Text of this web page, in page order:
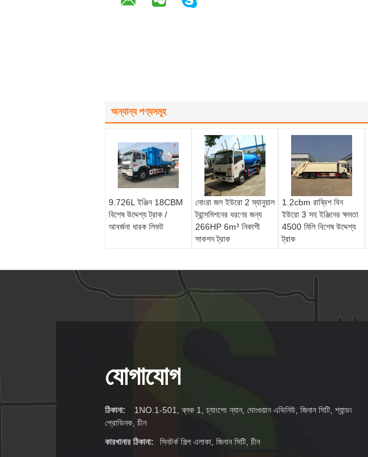
অন্যান্য পণ্যসমূহ
9.726L ইঞ্জিন 18CBM
বিশেষ উদ্দেশ্য ট্রাক /
আবর্জনা ধারক লিফট
নোংরা জল ইউরো 2 ম্যানুয়াল
ট্রান্সমিশনের ধরণের জন্য
266HP 6m³ নিকাশী
সাকশন ট্রাক
1.2cbm রাব্বিশ বিন
ইউরো 3 সহ ইঞ্জিনের ক্ষমতা
4500 মিলি বিশেষ উদ্দেশ্য
ট্রাক
যোগাযোগ
ঠিকানা:
1NO.1-501, ব্লক 1, চ্যাংশেং ন্যান, দোংগুয়ান এভিনিউ, জিনান সিটি, শ্যান্ডং
প্রোভিনক, চীন
কারখানার ঠিকানা:
সিনটর্ক শিল্প এলাকা, জিনান সিটি, চীন